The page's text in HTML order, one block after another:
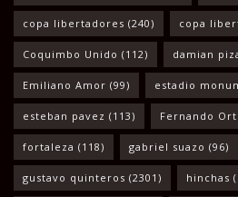
copa libertadores (240) copa
Coquimbo Unido (112) damian
Emiliano Amor (99) estadio
esteban pavez (113) Fernando
fortaleza (118) gabriel suazo (96)
gustavo quinteros (2301) hinchas